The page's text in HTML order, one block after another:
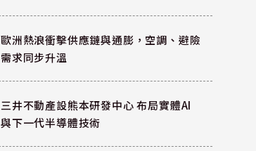
歐洲熱浪衝擊供應鏈與通膨，空調、避險
需求同步升溫
三井不動產設熊本研發中心 布局實體AI
與下一代半導體技術